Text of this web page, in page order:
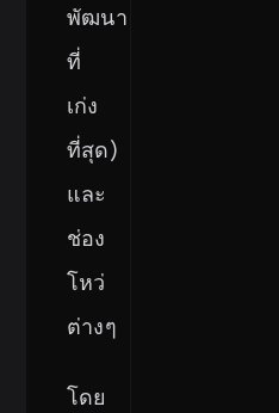
พัฒนา
ที่
เก่ง
ที่สุด)
และ
ช่อง
โหว่
ต่างๆ
โดย